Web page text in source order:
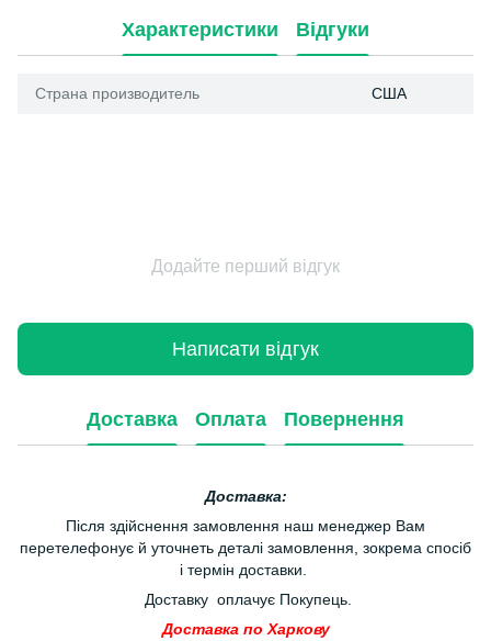
Характеристики Відгуки
Страна производитель США
Додайте перший відгук
Написати відгук
Доставка Оплата Повернення
Доставка:
Після здійснення замовлення наш менеджер Вам
перетелефонує й уточнеть деталі замовлення, зокрема спосіб
і термін доставки.
Доставку оплачує Покупець.
Доставка по Харкову